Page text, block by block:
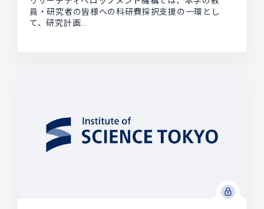
員・研究者の皆様への科研費採択支援の一環とし
て、研究計画…